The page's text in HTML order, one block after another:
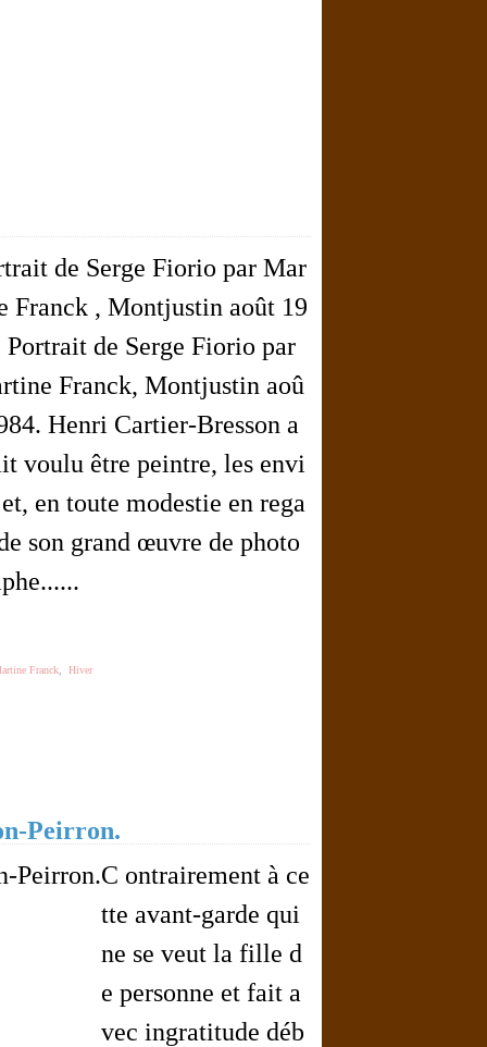
de Serge Fiorio par Mar
Franck , Montjustin août 19
Portrait de Serge Fiorio par
Franck, Montjustin aoû
Henri Cartier-Bresson a
voulu être peintre, les envi
en toute modestie en rega
son grand œuvre de photo
Franck Hiver
Peirron.
C ontrairement à ce
tte avant-garde qui
ne se veut la fille d
e personne et fait a
vec ingratitude déb